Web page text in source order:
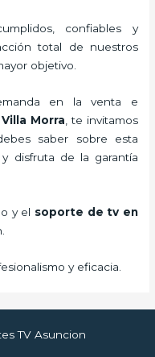
confiables y
total de nuestros
objetivo.
en la venta e
Morra , te invitamos
saber sobre esta
y disfruta de la garantía
y el soporte de tv en
y eficacia.
TV Asuncion